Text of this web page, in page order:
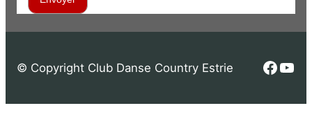
© Copyright Club Danse Country Estrie